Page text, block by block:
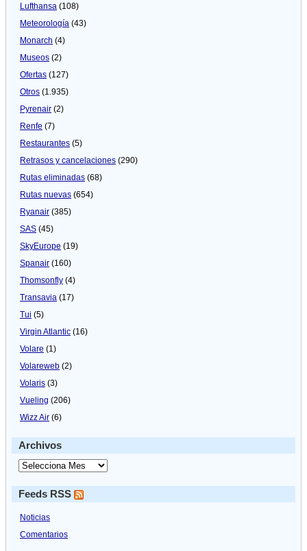
Lufthansa (108)
Meteorologí­a (43)
Monarch (4)
Museos (2)
Ofertas (127)
Otros (1.935)
Pyrenair (2)
Renfe (7)
Restaurantes (5)
Retrasos y cancelaciones (290)
Rutas eliminadas (68)
Rutas nuevas (654)
Ryanair (385)
SAS (45)
SkyEurope (19)
Spanair (160)
Thomsonfly (4)
Transavia (17)
Tui (5)
Virgin Atlantic (16)
Volare (1)
Volareweb (2)
Volaris (3)
Vueling (206)
Wizz Air (6)
Archivos
Feeds RSS
Noticias
Comentarios